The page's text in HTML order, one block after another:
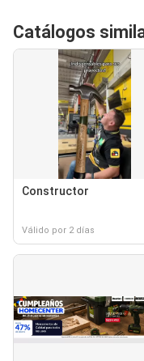
Catálogos
Constructor
Válido por 2 días